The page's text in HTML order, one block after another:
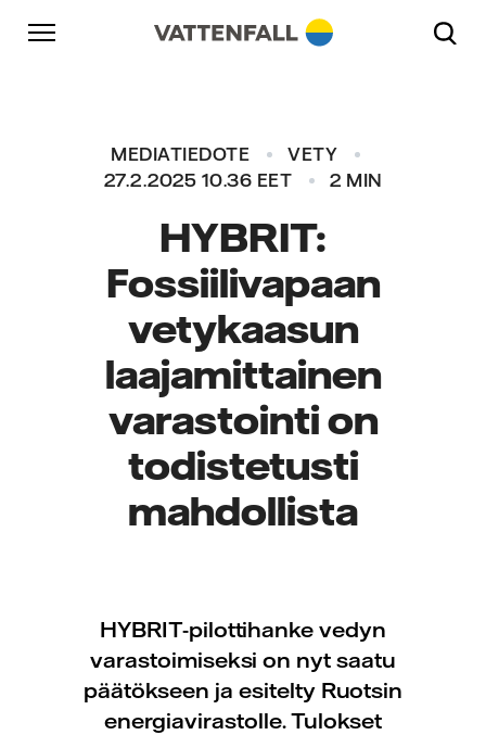
Skip to content
Päänavigaatioon
Siirry alatunnisteeseen
MEDIATIEDOTE
VETY
27.2.2025 10.36 EET
2 MIN
HYBRIT:
Fossiilivapaan
vetykaasun
laajamittainen
varastointi on
todistetusti
mahdollista
HYBRIT-pilottihanke vedyn
varastoimiseksi on nyt saatu
päätökseen ja esitelty Ruotsin
energiavirastolle. Tulokset
Päänavigaatioon